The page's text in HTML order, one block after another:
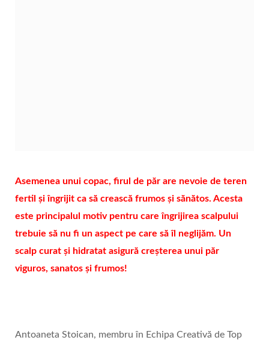
Asemenea unui copac, firul de păr are nevoie de teren
fertil și îngrijit ca să crească frumos și sănătos. Acesta
este principalul motiv pentru care îngrijirea scalpului
trebuie să nu fi un aspect pe care să îl neglijăm. Un
scalp curat și hidratat asigură creșterea unui păr
viguros, sanatos și frumos!
Antoaneta Stoican, membru în Echipa Creativă de Top